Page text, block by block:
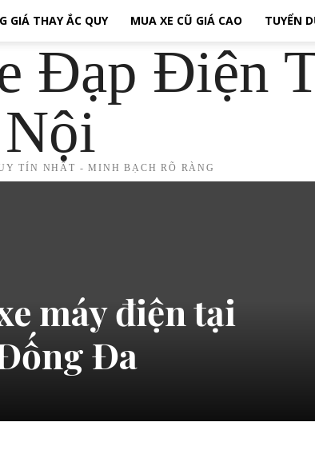
GIÁ THAY ẮC QUY MUA XE CŨ GIÁ CAO TUYỂN
Đạp Điện
Nội
TÍN NHẤT - MINH BẠCH RÕ RÀNG
máy điện tại
Đa